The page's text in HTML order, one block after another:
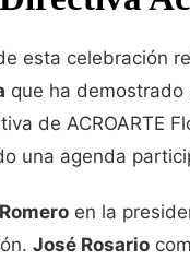
esta celebración
que ha
de ACROARTE
una agenda
en la
José Rosario